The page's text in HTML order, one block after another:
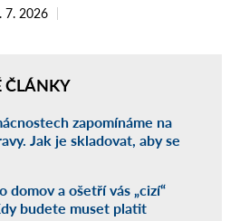
7. 2026
ČLÁNKY
zapomínáme na
Jak je skladovat, aby se
domov a ošetří vás „cizí“
budete muset platit